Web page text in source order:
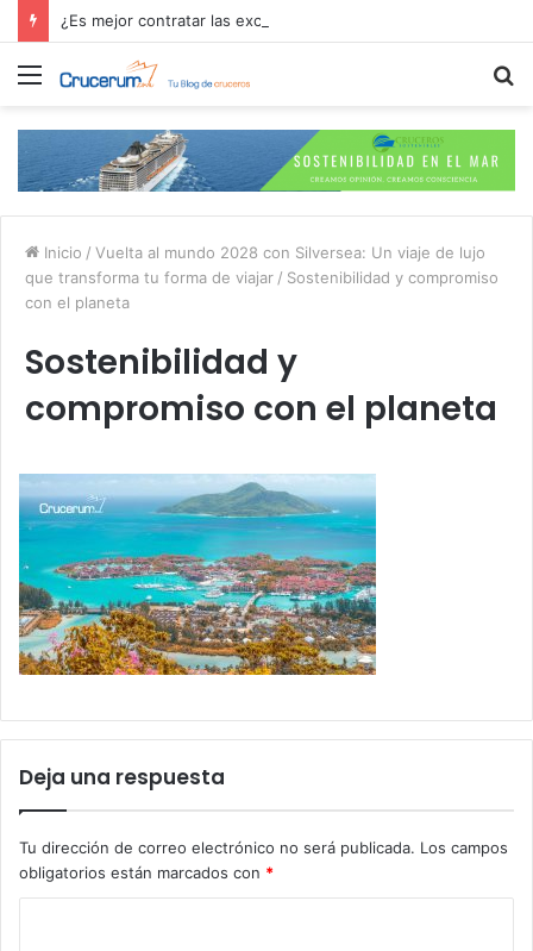
Menú
Inicio / Vuelta al mundo 2028 con Silversea: Un viaje de lujo
que transforma tu forma de viajar / Sostenibilidad y compromiso
con el planeta
Sostenibilidad y
compromiso con el planeta
Deja una respuesta
Tu dirección de correo electrónico no será publicada. Los campos
obligatorios están marcados con *